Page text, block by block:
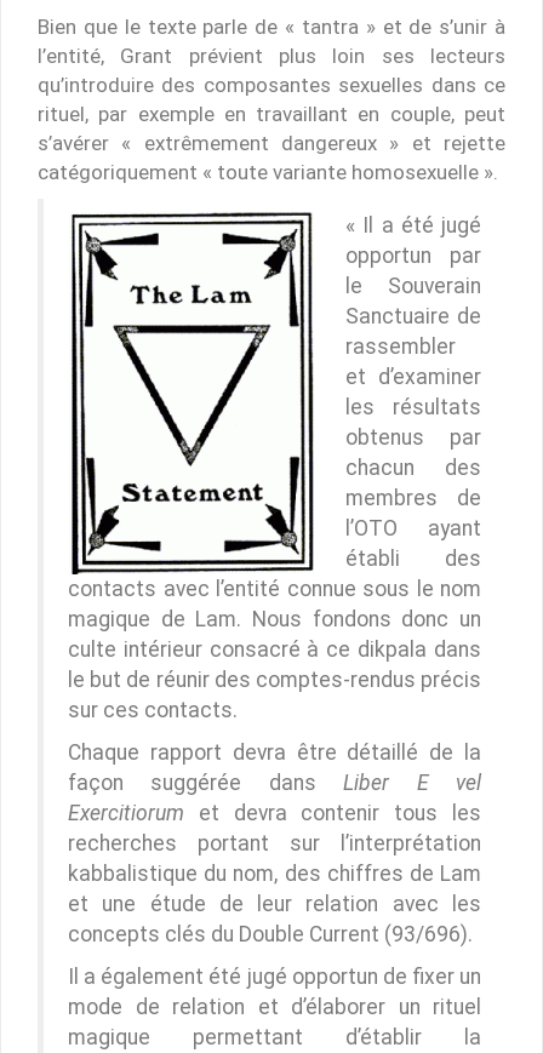
Bien que le texte parle de « tantra » et de s’unir à
l’entité, Grant prévient plus loin ses lecteurs
qu’introduire des composantes sexuelles dans ce
rituel, par exemple en travaillant en couple, peut
s’avérer « extrêmement dangereux » et rejette
catégoriquement « toute variante homosexuelle ».
« Il a été jugé
opportun par
le Souverain
Sanctuaire de
rassembler
et d’examiner
les résultats
obtenus par
chacun des
membres de
l’OTO ayant
établi des
contacts avec l’entité connue sous le nom
magique de Lam. Nous fondons donc un
culte intérieur consacré à ce dikpala dans
le but de réunir des comptes-rendus précis
sur ces contacts.
Chaque rapport devra être détaillé de la
façon suggérée dansLiber E vel
Exercitiorum et devra contenir tous les
recherches portant sur l’interprétation
kabbalistique du nom, des chiffres de Lam
et une étude de leur relation avec les
concepts clés du Double Current (93/696).
Il a également été jugé opportun de fixer un
mode de relation et d’élaborer un rituel
magique permettant d’établir la